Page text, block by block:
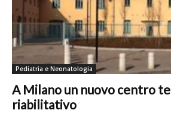
Pediatria e Neonatologia
A Milano un nuovo centro
riabilitativo